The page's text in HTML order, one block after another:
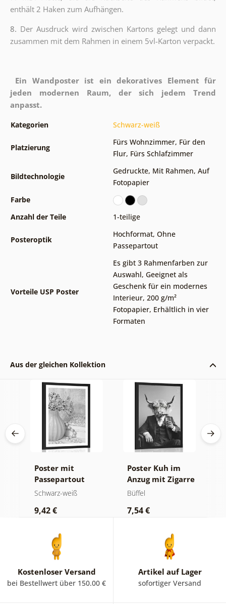
enthält 2 Haken zum Aufhängen.
8. Der Ausdruck wird zwischen Kartons gelegt und dann
zusammen mit dem Rahmen in einem 5vl-Karton verpackt.
Ein Wandposter ist ein dekoratives Element für
jeden modernen Raum, der sich jedem Trend
anpasst.
Kategorien Schwarz-weiß
Platzierung
Fürs Wohnzimmer, Für den
Flur, Fürs Schlafzimmer
Bildtechnologie
Gedruckte, Mit Rahmen, Auf
Fotopapier
Farbe
Anzahl der Teile
1-teilige
Posteroptik
Hochformat, Ohne
Passepartout
Vorteile USP Poster
Es gibt 3 Rahmenfarben zur
Auswahl, Geeignet als
Geschenk für ein modernes
Interieur, 200 g/m²
Fotopapier, Erhältlich in vier
Formaten
Aus der gleichen Kollektion
Poster mit
Passepartout
Luxuriöses
Schwarz-Weiß
Schwarz-weiß
9,42 €
Poster Kuh im
Anzug mit Zigarre
und Whiskey
Büffel
7,54 €
Kostenloser Versand
bei Bestellwert über 150.00 €
Artikel auf Lager
sofortiger Versand